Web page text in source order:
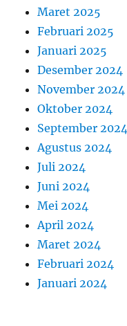
Maret 2025
Februari 2025
Januari 2025
Desember 2024
November 2024
Oktober 2024
September 2024
Agustus 2024
Juli 2024
Juni 2024
Mei 2024
April 2024
Maret 2024
Februari 2024
Januari 2024